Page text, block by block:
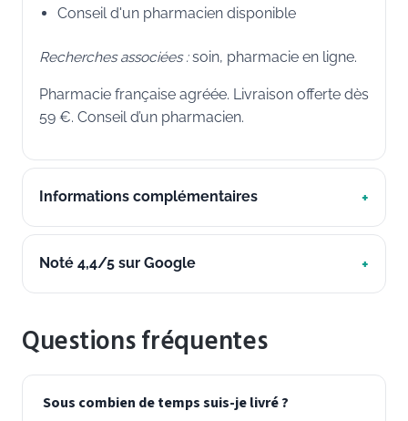
Conseil d'un pharmacien disponible
Recherches associées :soin, pharmacie en ligne.
Pharmacie française agréée. Livraison offerte dès
59 €. Conseil d’un pharmacien.
Informations complémentaires
Noté 4,4/5 sur Google
Questions fréquentes
Sous combien de temps suis-je livré ?